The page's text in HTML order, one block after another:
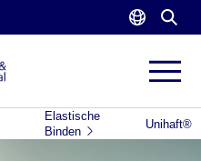
Elastische
Binden
Unihaft®